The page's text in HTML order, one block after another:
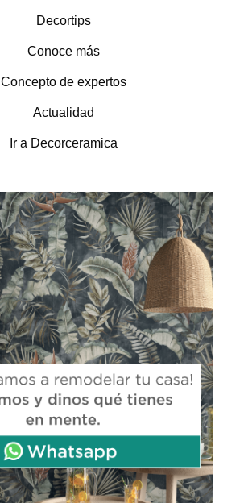
Decortips
Conoce más
Concepto de expertos
Actualidad
Ir a Decorceramica